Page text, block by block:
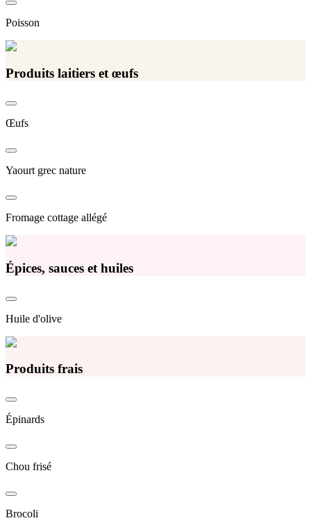
Poisson
Produits laitiers et œufs
Œufs
Yaourt grec nature
Fromage cottage allégé
Épices, sauces et huiles
Huile d'olive
Produits frais
Épinards
Chou frisé
Brocoli